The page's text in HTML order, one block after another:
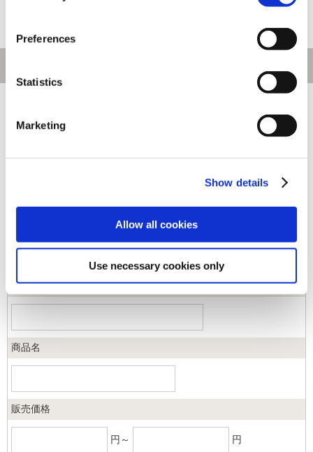
Preferences
Statistics
Marketing
Show details
Allow all cookies
Use necessary cookies only
ジャンル
商品コード
商品名
販売価格
円～ 円